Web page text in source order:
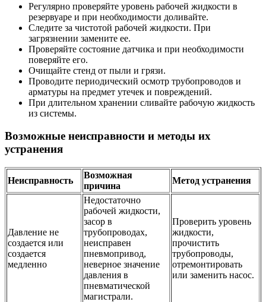
Регулярно проверяйте уровень рабочей жидкости в
резервуаре и при необходимости доливайте.
Следите за чистотой рабочей жидкости. При
загрязнении замените ее.
Проверяйте состояние датчика и при необходимости
поверяйте его.
Очищайте стенд от пыли и грязи.
Проводите периодический осмотр трубопроводов и
арматуры на предмет утечек и повреждений.
При длительном хранении сливайте рабочую жидкость
из системы.
Возможные неисправности и методы их
устранения
Неисправность
Возможная
причина
Метод устранения
Давление не
создается или
создается
медленно
Недостаточно
рабочей жидкости,
засор в
трубопроводах,
неисправен
пневмопривод,
неверное значение
давления в
пневматической
магистрали.
Проверить уровень
жидкости,
прочистить
трубопроводы,
отремонтировать
или заменить насос.